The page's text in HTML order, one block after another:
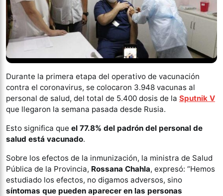
Durante la primera etapa del operativo de vacunación
contra el coronavirus, se colocaron 3.948 vacunas al
personal de salud, del total de 5.400 dosis de la Sputnik V
que llegaron la semana pasada desde Rusia.
Esto significa que el 77.8% del padrón del personal de
salud está vacunado.
Sobre los efectos de la inmunización, la ministra de Salud
Pública de la Provincia, Rossana Chahla, expresó: “Hemos
estudiado los efectos, no digamos adversos, sino
síntomas que pueden aparecer en las personas